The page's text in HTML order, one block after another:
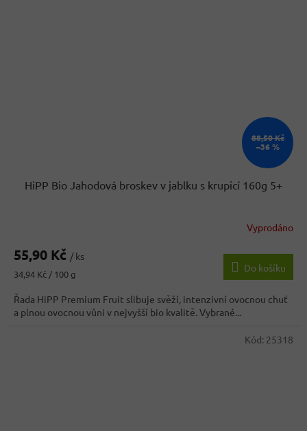
88,50 Kč
–36 %
HiPP Bio Jahodová broskev v jablku s krupicí 160g 5+
Vyprodáno
55,90 Kč / ks
Měrná
34,94 Kč / 100 g
Do košíku
Řada HiPP Premium Fruit slibuje svěží, intenzivní ovocnou chuť
a plnou ovocnou vůni v nejvyšší bio kvalitě. Vybrané...
Kód: 25318